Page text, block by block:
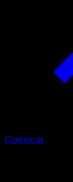
Começar